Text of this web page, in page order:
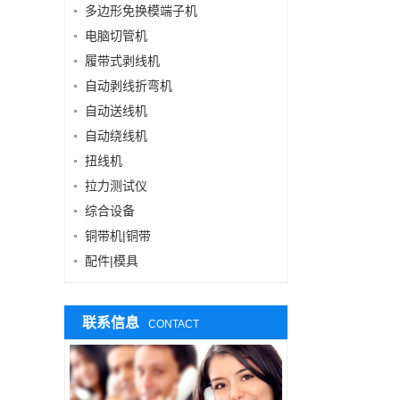
多边形免换模端子机
电脑切管机
履带式剥线机
自动剥线折弯机
自动送线机
自动绕线机
扭线机
拉力测试仪
综合设备
铜带机|铜带
配件|模具
联系信息 CONTACT